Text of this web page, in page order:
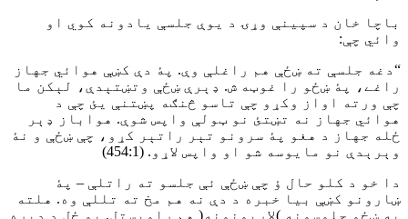
باچا خان د سپينې وړۍ د يوې جلسې يادونه کوي او
وائي چې:
“دغه جلسې ته ښځې هم راغلې وې. پۀ دې کښې هوائي جهاز
راغے، پۀ ښځو را غوټه ش. ډېرې ښځې وتښتېدې، لېکن ما
چې ورته اواز وکړو چې تاسو څنګه پښتنې يئ چې د
هوائي جهاز نه تښتئ نو ټولې واپس شوې. هواباز ډېر
ځله جهاز د هغو پۀ سرونو تېر راتېر کړو، چې ښځې و نۀ
وېرېدې نو مايوسه شو او واپس لاړو. (454:1)
دا خو د کلو حال ؤ چې ښځې ئې جلسو ته راتلې – پۀ
ښارونو کښې بيا خبره د دې نه هم مخ ته تللې وه. هلته
به ښځو جلوسونه )لاريونونه( هم راويستل. يو ځل د ډېره